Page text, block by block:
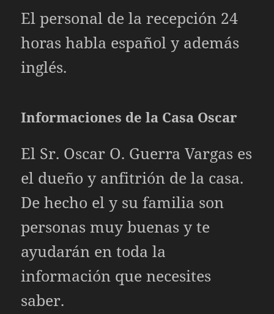
El personal de la recepción 24
horas habla español y además
inglés.
Informaciones de la Casa Oscar
El Sr. Oscar O. Guerra Vargas es
el dueño y anfitrión de la casa.
De hecho el y su familia son
personas muy buenas y te
ayudarán en toda la
información que necesites
saber.